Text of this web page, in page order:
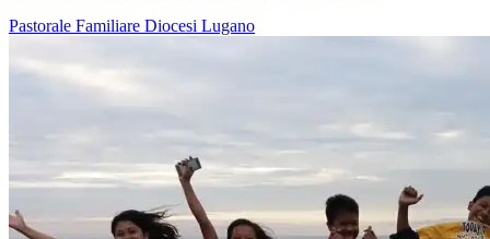
Pastorale Familiare Diocesi Lugano